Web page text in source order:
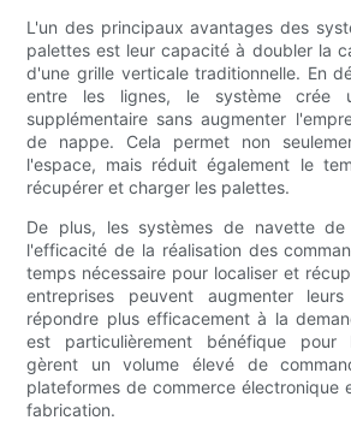
L'un des principaux avantages des
palettes est leur capacité à doubler la
d'une grille verticale traditionnelle. En
entre les lignes, le système crée
supplémentaire sans augmenter
de nappe. Cela permet non
l'espace, mais réduit également le
récupérer et charger les palettes.
De plus, les systèmes de navette de
l'efficacité de la réalisation des
temps nécessaire pour localiser et
entreprises peuvent augmenter
répondre plus efficacement à la
est particulièrement bénéfique pour
gèrent un volume élevé de
plateformes de commerce électronique
fabrication.